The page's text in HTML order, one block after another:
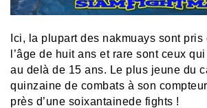
Ici, la plupart des nakmuays sont
l’âge de huit ans et rare sont ceux
au delà de 15 ans. Le plus jeune du
quinzaine de combats à son
près d’une soixantainede fights !